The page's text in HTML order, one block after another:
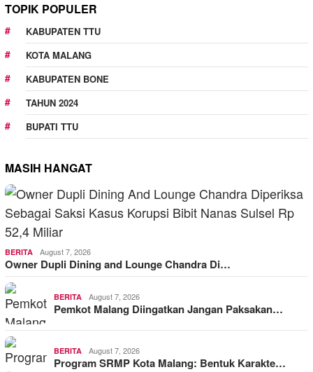
TOPIK POPULER
KABUPATEN TTU
KOTA MALANG
KABUPATEN BONE
TAHUN 2024
BUPATI TTU
MASIH HANGAT
BERITA August 7, 2026
Owner Dupli Dining and Lounge Chandra Di…
BERITA August 7, 2026
Pemkot Malang Diingatkan Jangan Paksakan…
BERITA August 7, 2026
Program SRMP Kota Malang: Bentuk Karakte…